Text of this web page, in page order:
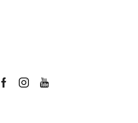
FacebookInstagramYoutube